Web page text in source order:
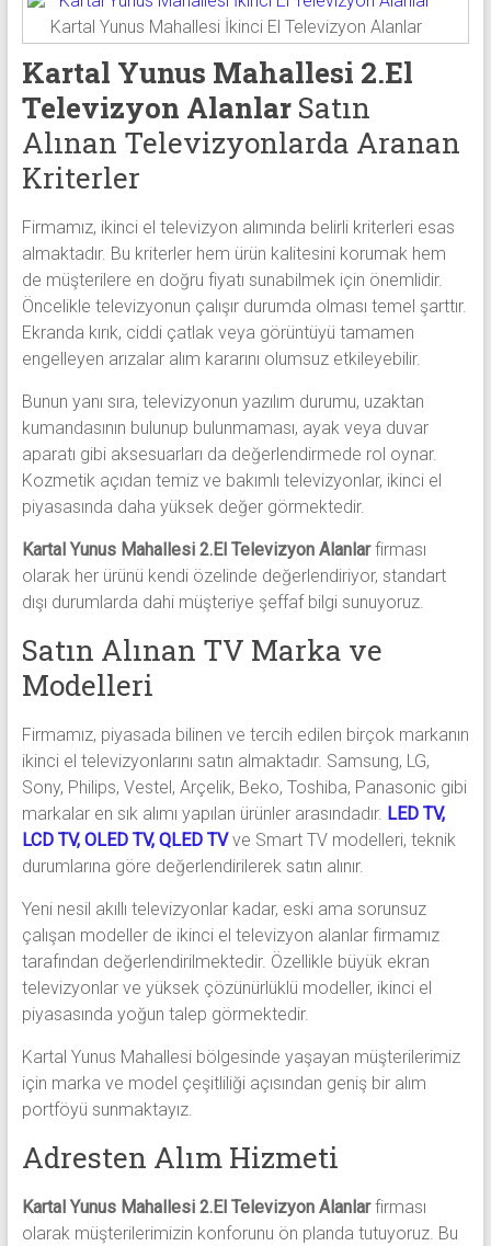
Kartal Yunus Mahallesi İkinci El Televizyon Alanlar
Kartal Yunus Mahallesi 2.El
Televizyon Alanlar Satın
Alınan Televizyonlarda Aranan
Kriterler
Firmamız, ikinci el televizyon alımında belirli kriterleri esas
almaktadır. Bu kriterler hem ürün kalitesini korumak hem
de müşterilere en doğru fiyatı sunabilmek için önemlidir.
Öncelikle televizyonun çalışır durumda olması temel şarttır.
Ekranda kırık, ciddi çatlak veya görüntüyü tamamen
engelleyen arızalar alım kararını olumsuz etkileyebilir.
Bunun yanı sıra, televizyonun yazılım durumu, uzaktan
kumandasının bulunup bulunmaması, ayak veya duvar
aparatı gibi aksesuarları da değerlendirmede rol oynar.
Kozmetik açıdan temiz ve bakımlı televizyonlar, ikinci el
piyasasında daha yüksek değer görmektedir.
Kartal Yunus Mahallesi 2.El Televizyon Alanlarfirması
olarak her ürünü kendi özelinde değerlendiriyor, standart
dışı durumlarda dahi müşteriye şeffaf bilgi sunuyoruz.
Satın Alınan TV Marka ve
Modelleri
Firmamız, piyasada bilinen ve tercih edilen birçok markanın
ikinci el televizyonlarını satın almaktadır. Samsung, LG,
Sony, Philips, Vestel, Arçelik, Beko, Toshiba, Panasonic gibi
markalar en sık alımı yapılan ürünler arasındadır. LED TV,
LCD TV, OLED TV, QLED TVve Smart TV modelleri, teknik
durumlarına göre değerlendirilerek satın alınır.
Yeni nesil akıllı televizyonlar kadar, eski ama sorunsuz
çalışan modeller de ikinci el televizyon alanlar firmamız
tarafından değerlendirilmektedir. Özellikle büyük ekran
televizyonlar ve yüksek çözünürlüklü modeller, ikinci el
piyasasında yoğun talep görmektedir.
Kartal Yunus Mahallesi bölgesinde yaşayan müşterilerimiz
için marka ve model çeşitliliği açısından geniş bir alım
portföyü sunmaktayız.
Adresten Alım Hizmeti
Kartal Yunus Mahallesi 2.El Televizyon Alanlarfirması
olarak müşterilerimizin konforunu ön planda tutuyoruz. Bu